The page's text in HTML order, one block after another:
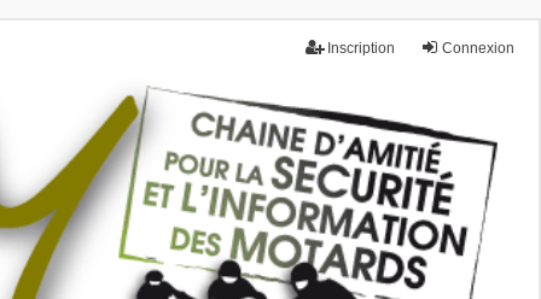
Connexion
Inscription